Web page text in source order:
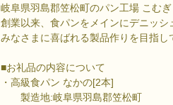
岐阜県羽島郡笠松町のパン工場 こむぎ
創業以来、食パンをメインにデニッシ
みなさまに喜ばれる製品作りを目指し
■お礼品の内容について
・高級食パン なかの[2本]
製造地:岐阜県羽島郡笠松町